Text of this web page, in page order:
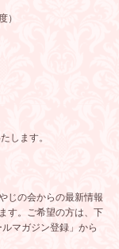
ます。
会からの最新情報
す。ご希望の方は、下
マガジン登録」から